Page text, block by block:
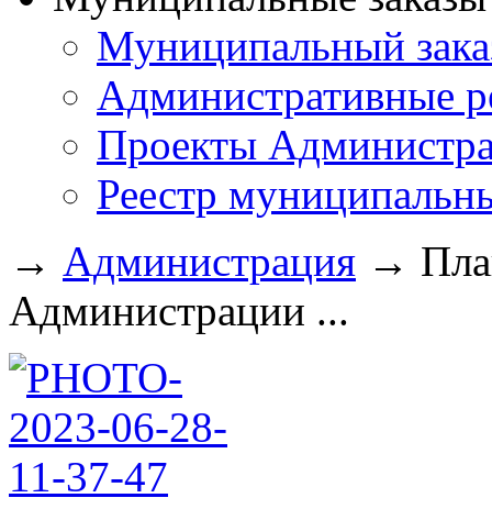
Муниципальный
Административные
Проекты
Реестр
→ Администрация →
Администрации ...